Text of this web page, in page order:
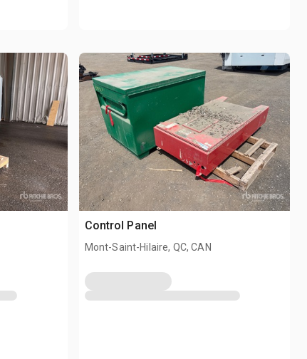
Control Panel
Mont-Saint-Hilaire, QC, CAN